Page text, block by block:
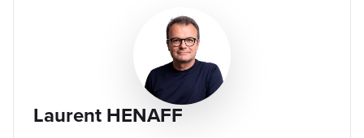
Laurent HENAFF